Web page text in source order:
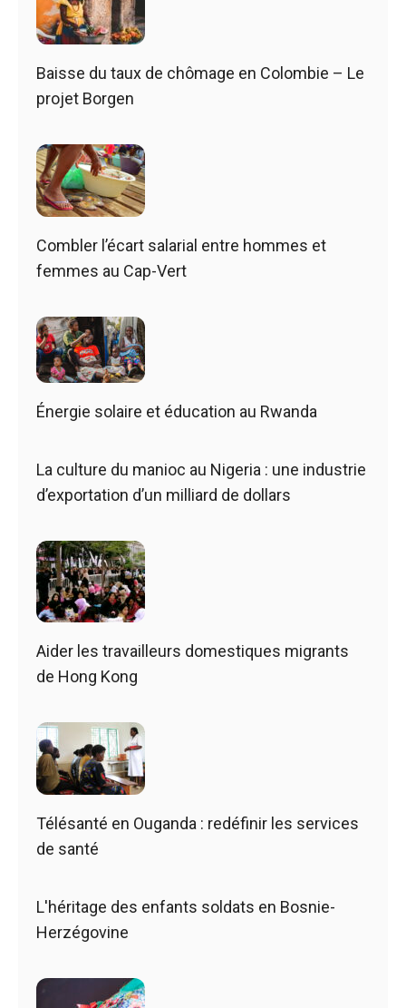
Baisse du taux de chômage en Colombie – Le
projet Borgen
Combler l’écart salarial entre hommes et
femmes au Cap-Vert
Énergie solaire et éducation au Rwanda
La culture du manioc au Nigeria : une industrie
d’exportation d’un milliard de dollars
Aider les travailleurs domestiques migrants
de Hong Kong
Télésanté en Ouganda : redéfinir les services
de santé
L'héritage des enfants soldats en Bosnie-
Herzégovine